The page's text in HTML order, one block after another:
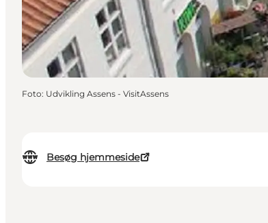
Besøg hjemmeside
Foto: Udvikling Assens - VisitAssens